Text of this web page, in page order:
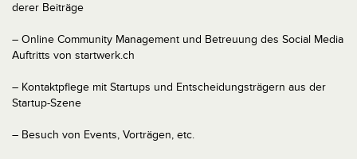
derer Beiträge
– Online Community Management und Betreuung des Social Media
Auftritts von startwerk.ch
– Kontaktpflege mit Startups und Entscheidungsträgern aus der
Startup-Szene
– Besuch von Events, Vorträgen, etc.